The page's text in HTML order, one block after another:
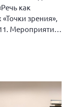
как
зрения»,
Мероприятие
АО